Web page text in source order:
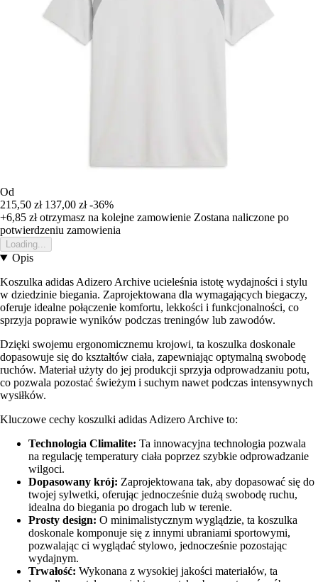
Od
215,50 zł 137,00 zł -36%
+6,85 złotrzymasz na kolejne zamowienie Zostana naliczone po
potwierdzeniu zamowienia
Loading...
Opis
Koszulka adidas Adizero Archive ucieleśnia istotę wydajności i stylu
w dziedzinie biegania. Zaprojektowana dla wymagających biegaczy,
oferuje idealne połączenie komfortu, lekkości i funkcjonalności, co
sprzyja poprawie wyników podczas treningów lub zawodów.
Dzięki swojemu ergonomicznemu krojowi, ta koszulka doskonale
dopasowuje się do kształtów ciała, zapewniając optymalną swobodę
ruchów. Materiał użyty do jej produkcji sprzyja odprowadzaniu potu,
co pozwala pozostać świeżym i suchym nawet podczas intensywnych
wysiłków.
Kluczowe cechy koszulki adidas Adizero Archive to:
Technologia Climalite: Ta innowacyjna technologia pozwala
na regulację temperatury ciała poprzez szybkie odprowadzanie
wilgoci.
Dopasowany krój: Zaprojektowana tak, aby dopasować się do
twojej sylwetki, oferując jednocześnie dużą swobodę ruchu,
idealna do biegania po drogach lub w terenie.
Prosty design: O minimalistycznym wyglądzie, ta koszulka
doskonale komponuje się z innymi ubraniami sportowymi,
pozwalając ci wyglądać stylowo, jednocześnie pozostając
wydajnym.
Trwałość: Wykonana z wysokiej jakości materiałów, ta